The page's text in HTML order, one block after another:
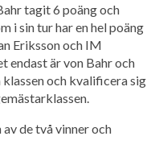
tagit 6 poäng och
i sin tur har en hel poäng
Eriksson och IM
endast är von Bahr och
och kvalificera sig
de två vinner och